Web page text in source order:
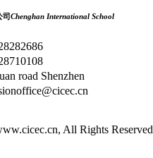
司Chenghan International School
road Shenzhen
All Rights Reserved